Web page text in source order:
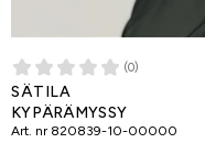
(0)
SÄTILA
KYPÄRÄMYSSY
Art. nr 820839-10-00000